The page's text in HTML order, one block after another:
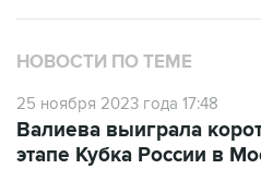
НОВОСТИ ПО ТЕМЕ
25 ноября 2023 года 17:48
Валиева выиграла
этапе Кубка России в